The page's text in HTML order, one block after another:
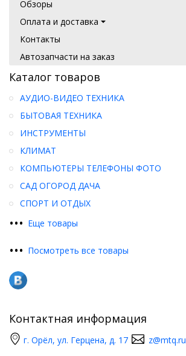
Обзоры
Оплата и доставка
Контакты
Автозапчасти на заказ
Каталог товаров
••• Еще товары
АУДИО-ВИДЕО ТЕХНИКА
БЫТОВАЯ ТЕХНИКА
ИНСТРУМЕНТЫ
КЛИМАТ
КОМПЬЮТЕРЫ ТЕЛЕФОНЫ ФОТО
САД ОГОРОД ДАЧА
СПОРТ И ОТДЫХ
••• Посмотреть все товары
Контактная информация
г. Орёл, ул. Герцена, д. 17 z@mtq.ru